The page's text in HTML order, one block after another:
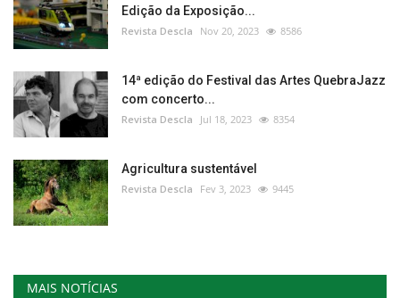
Edição da Exposição...
Revista Descla Nov 20, 2023 8586
14ª edição do Festival das Artes QuebraJazz
com concerto...
Revista Descla Jul 18, 2023 8354
Agricultura sustentável
Revista Descla Fev 3, 2023 9445
MAIS NOTÍCIAS